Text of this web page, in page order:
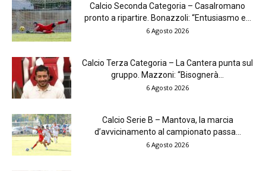
Calcio Seconda Categoria – Casalromano
pronto a ripartire. Bonazzoli: “Entusiasmo e...
6 Agosto 2026
Calcio Terza Categoria – La Cantera punta sul
gruppo. Mazzoni: “Bisognerà...
6 Agosto 2026
Calcio Serie B – Mantova, la marcia
d’avvicinamento al campionato passa...
6 Agosto 2026